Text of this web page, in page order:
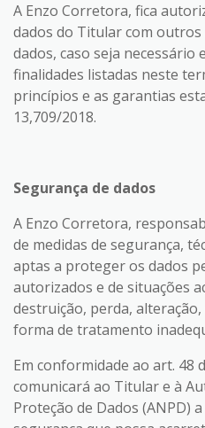
A Enzo Corretora, fica
dados do Titular com
dados, caso seja necessário
finalidades listadas neste
princípios e as garantias
13,709/2018.
Segurança de dados
A Enzo Corretora,
de medidas de segurança,
aptas a proteger os dados
autorizados e de situações
destruição, perda,
forma de tratamento
Em conformidade ao art. 48
comunicará ao Titular e à
Proteção de Dados (ANPD)